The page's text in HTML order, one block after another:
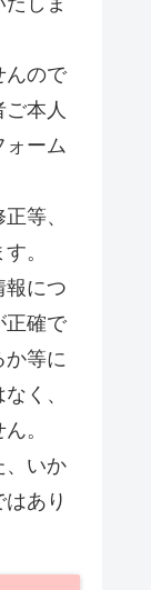
んので
本人
ォーム
等、
。
報につ
正確で
か等に
く、
。
、いか
あり